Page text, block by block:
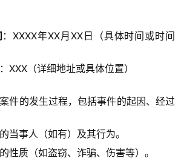
：XXXX年XX月XX日（具体时间或时间
：XXX（详细地址或具体位置）
件的发生过程，包括事件的起因、经过
当事人（如有）及其行为。
性质（如盗窃、诈骗、伤害等）。